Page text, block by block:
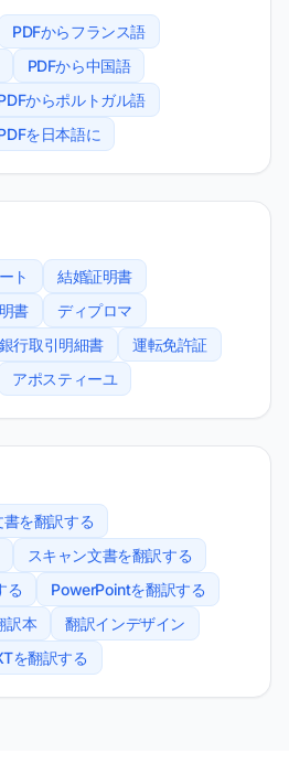
PDFからフランス語
PDFから中国語
からポルトガル語
を日本語に
ト
結婚証明書
書
ディプロマ
銀行取引明細書
運転免許証
アポスティーユ
を翻訳する
スキャン文書を翻訳する
る
PowerPointを翻訳する
訳本
翻訳インデザイン
を翻訳する